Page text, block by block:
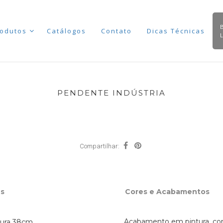
Catálogos Contato Dicas Técnicas
PENDENTE INDÚSTRIA
Compartilhar:
Cores e Acabamentos